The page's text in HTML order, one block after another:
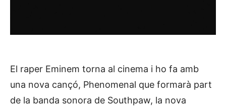
El raper Eminem torna al cinema i ho fa amb
una nova cançó, Phenomenal que formarà part
de la banda sonora de Southpaw, la nova